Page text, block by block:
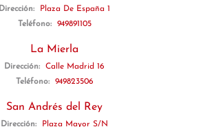
Dirección:
Plaza De España 1
Teléfono:
949891105
La Mierla
Dirección:
Calle Madrid 16
Teléfono:
949823506
San Andrés del Rey
Dirección:
Plaza Mayor S/N